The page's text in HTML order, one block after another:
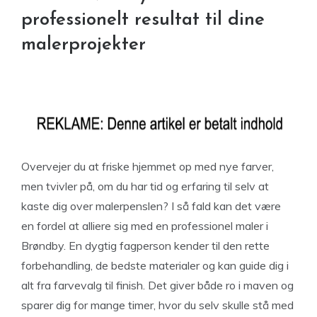
professionelt resultat til dine
malerprojekter
Overvejer du at friske hjemmet op med nye farver,
men tvivler på, om du har tid og erfaring til selv at
kaste dig over malerpenslen? I så fald kan det være
en fordel at alliere sig med en professionel maler i
Brøndby. En dygtig fagperson kender til den rette
forbehandling, de bedste materialer og kan guide dig i
alt fra farvevalg til finish. Det giver både ro i maven og
sparer dig for mange timer, hvor du selv skulle stå med